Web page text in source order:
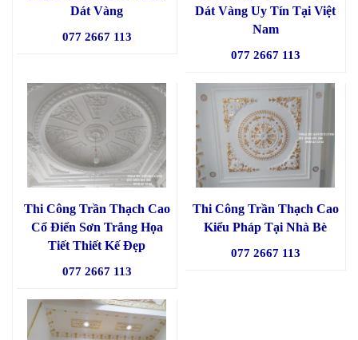
Dát Vàng
077 2667 113
Dát Vàng Uy Tín Tại Việt
Nam
077 2667 113
Thi Công Trần Thạch Cao
Cổ Điển Sơn Trắng Họa
Tiết Thiết Kế Đẹp
077 2667 113
Thi Công Trần Thạch Cao
Kiểu Pháp Tại Nhà Bè
077 2667 113